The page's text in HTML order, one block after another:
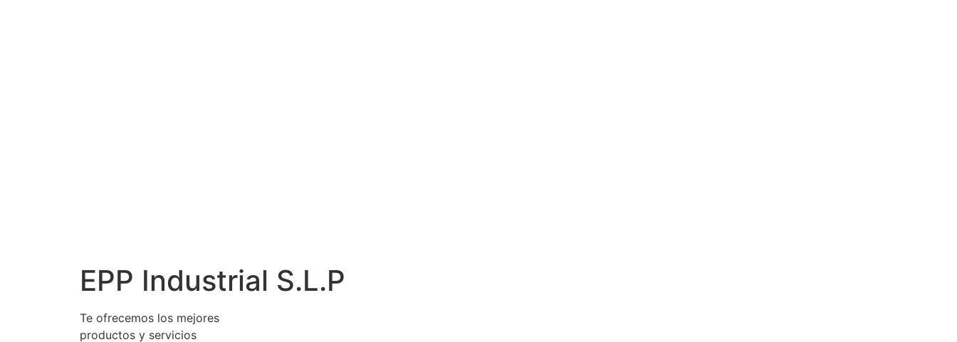
EPP Industrial S.L.P
Te ofrecemos los mejores
productos y servicios